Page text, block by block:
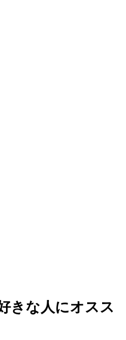
きな人にオスス